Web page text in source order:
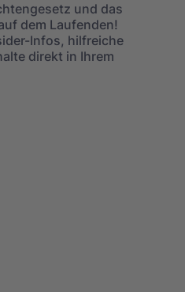
und das
dem Laufenden!
Infos, hilfreiche
direkt in Ihrem